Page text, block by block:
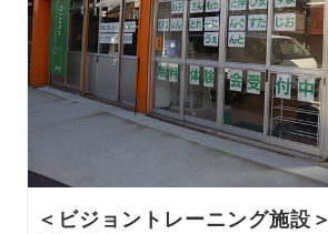
＜ビジョントレーニング施設＞